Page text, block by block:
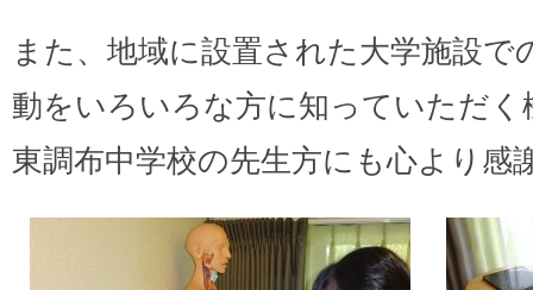
また、地域に設置された大学施設で
動をいろいろな方に知っていただ
東調布中学校の先生方にも心より感